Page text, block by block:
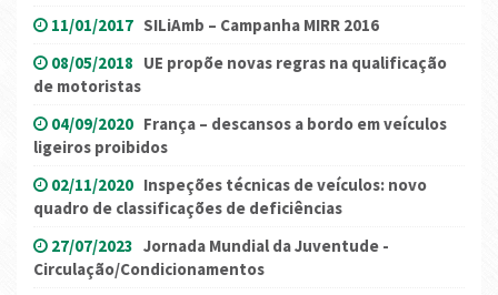
11/01/2017 SILiAmb – Campanha MIRR 2016
08/05/2018 UE propõe novas regras na qualificação
de motoristas
04/09/2020 França – descansos a bordo em veículos
ligeiros proibidos
02/11/2020 Inspeções técnicas de veículos: novo
quadro de classificações de deficiências
27/07/2023 Jornada Mundial da Juventude -
Circulação/Condicionamentos